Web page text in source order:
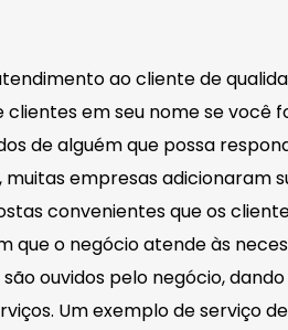
ao cliente de
em seu nome se
de alguém que possa
empresas
convenientes que os
que o negócio atende às
ouvidos pelo negócio,
Um exemplo de serviço